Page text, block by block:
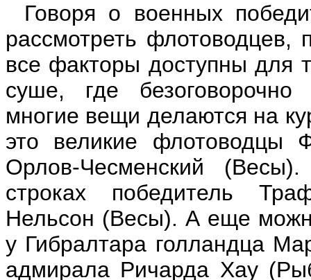
Говоря о военных
рассмотреть флотоводцев,
все факторы доступны для
суше, где безоговорочно
многие вещи делаются на
это великие
Орлов-Чесменский
строках победитель
Нельсон (Весы). А еще
у Гибралтара голландца
адмирала Ричарда Хау